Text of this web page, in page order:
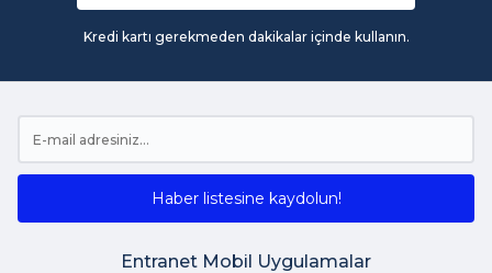
Kredi kartı gerekmeden dakikalar içinde kullanın.
Haber listesine kaydolun!
Entranet Mobil Uygulamalar